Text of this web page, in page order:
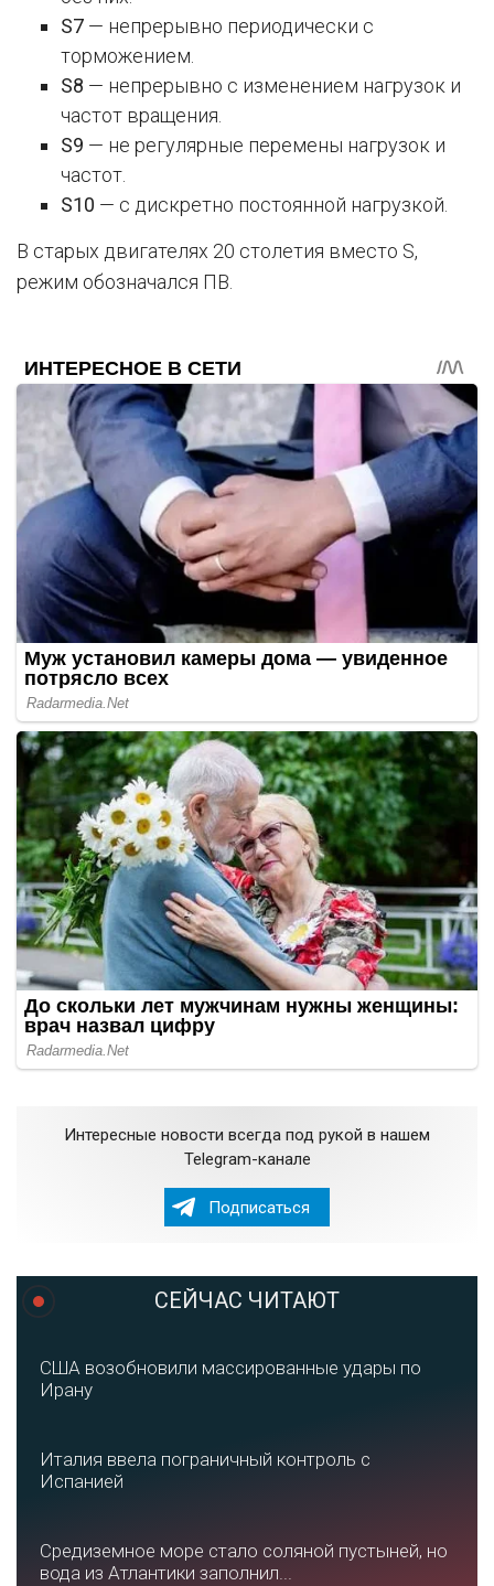
S7 — непрерывно периодически с
торможением.
S8 — непрерывно с изменением нагрузок и
частот вращения.
S9 — не регулярные перемены нагрузок и
частот.
S10 — с дискретно постоянной нагрузкой.
В старых двигателях 20 столетия вместо S,
режим обозначался ПВ.
Интересные новости всегда под рукой в нашем
Telegram-канале
Подписаться
СЕЙЧАС ЧИТАЮТ
США возобновили массированные удары по
Ирану
Италия ввела пограничный контроль с
Испанией
Средиземное море стало соляной пустыней, но
вода из Атлантики заполнил...